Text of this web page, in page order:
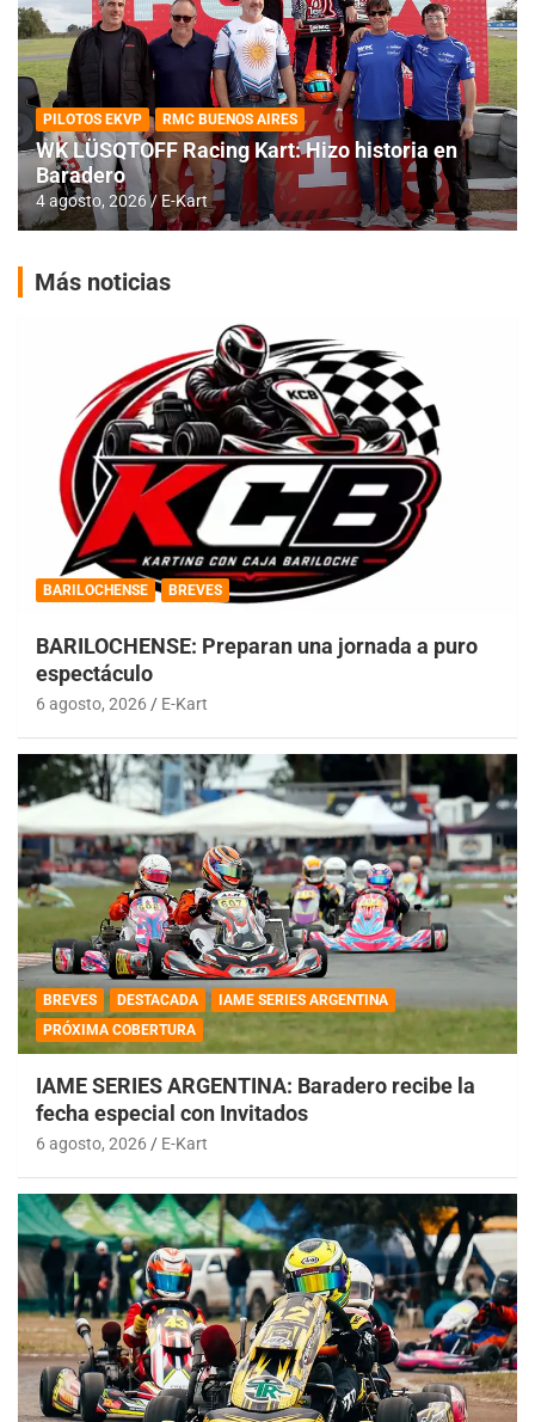
PILOTOS EKVP RMC BUENOS AIRES
WK LÜSQTOFF Racing Kart: Hizo historia en
Baradero
4 agosto, 2026 E-Kart
Más noticias
BARILOCHENSE BREVES
BARILOCHENSE: Preparan una jornada a puro
espectáculo
6 agosto, 2026 E-Kart
BREVES DESTACADA
IAME SERIES ARGENTINA
PRÓXIMA COBERTURA
IAME SERIES ARGENTINA: Baradero recibe la
fecha especial con Invitados
6 agosto, 2026 E-Kart